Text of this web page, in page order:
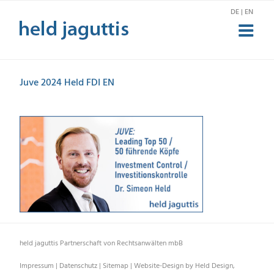
Inhalt
springen
DE | EN
Juve 2024 Held FDI EN
held jaguttis Partnerschaft von Rechtsanwälten mbB
Impressum | Datenschutz | Sitemap | Website-Design by Held Design,